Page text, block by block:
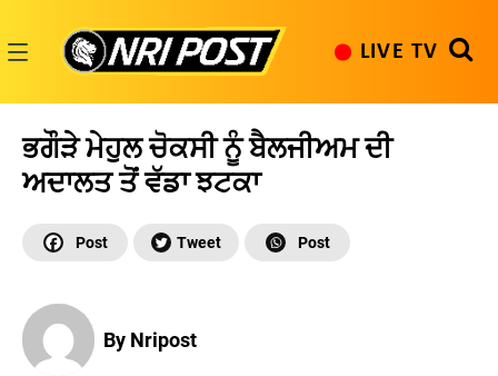
content
LIVE TV
ਭਗੌੜੇ ਮੇਹੁਲ ਚੋਕਸੀ ਨੂੰ ਬੈਲਜੀਅਮ ਦੀ
ਅਦਾਲਤ ਤੋਂ ਵੱਡਾ ਝਟਕਾ
By Nripost